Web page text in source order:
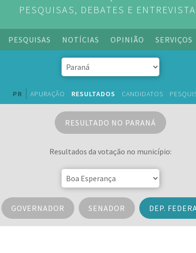
PESQUISAS, DEBATES E
PESQUISAS NOTÍCIAS OPINIÃO SERVIÇOS
PR APURAÇÃO RESULTADOS CANDIDATOS
RESULTADO NO PARANÁ
Resultados da votação no município:
GOVERNADOR SENADOR DEP.